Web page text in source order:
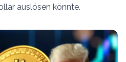
auslösen könnte.